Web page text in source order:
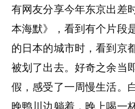
有网友分享今年东京出差
本海默》，看到有个片段
的日本的城市时，看到京
被划了出去。好奇之余当
假，感受了一周慢生活。
晚鸭川边躺着，晚上喝一